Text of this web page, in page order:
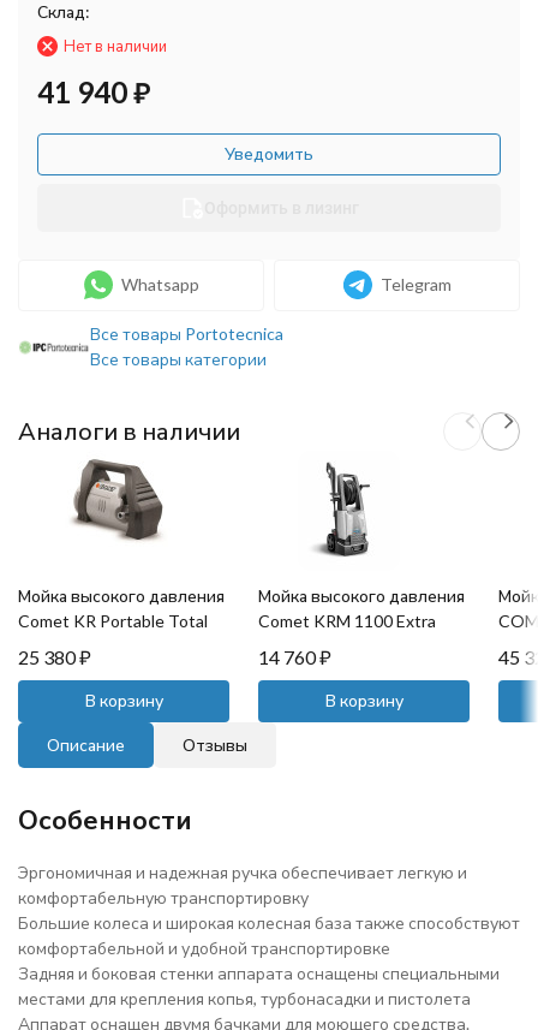
Склад:
Нет в наличии
41 940₽
Уведомить
Whatsapp Telegram
Все товары Portotecnica
Все товары категории
Аналоги в наличии
Мойка высокого давления
Comet KR Portable Total
25 380₽
В корзину
Мойка высокого давления
Comet KRM 1100 Extra
Total stop
14 760₽
В корзину
45
Описание Отзывы
Особенности
Эргономичная и надежная ручка обеспечивает легкую и
комфортабельную транспортировку
Большие колеса и широкая колесная база также способствуют
комфортабельной и удобной транспортировке
Задняя и боковая стенки аппарата оснащены специальными
местами для крепления копья, турбонасадки и пистолета
Аппарат оснащен двумя бачками для моющего средства.